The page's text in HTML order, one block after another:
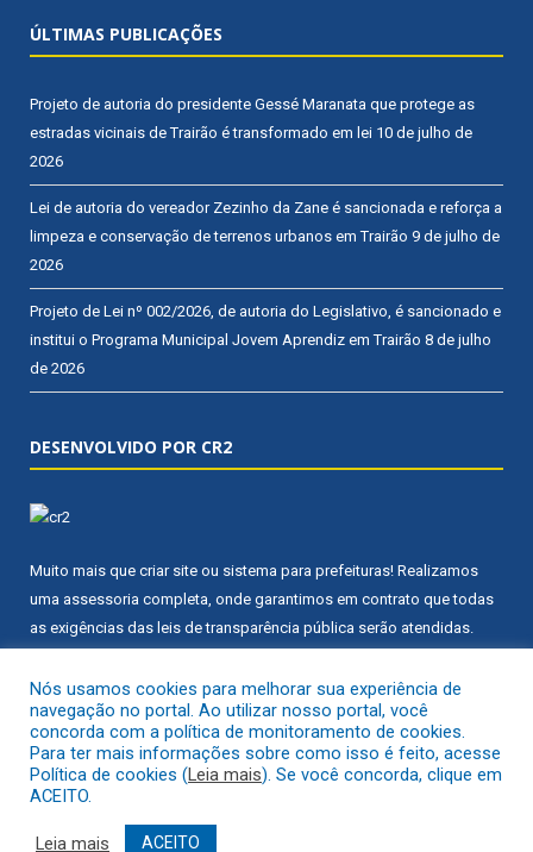
ÚLTIMAS PUBLICAÇÕES
Projeto de autoria do presidente Gessé Maranata que protege as
estradas vicinais de Trairão é transformado em lei 10 de julho de
2026
Lei de autoria do vereador Zezinho da Zane é sancionada e reforça a
limpeza e conservação de terrenos urbanos em Trairão 9 de julho de
2026
Projeto de Lei nº 002/2026, de autoria do Legislativo, é sancionado e
institui o Programa Municipal Jovem Aprendiz em Trairão 8 de julho
de 2026
DESENVOLVIDO POR CR2
Muito mais que criar site ou sistema para prefeituras! Realizamos
uma assessoria completa, onde garantimos em contrato que todas
as exigências das leis de transparência pública serão atendidas.
Conheça o e o Radar da Transparência Pública
Todos os direitos reservados a Câmara Municipal de Trairão.
Nós usamos cookies para melhorar sua experiência de
navegação no portal. Ao utilizar nosso portal, você
concorda com a política de monitoramento de cookies.
Para ter mais informações sobre como isso é feito, acesse
Política de cookies (Leia mais). Se você concorda, clique em
ACEITO.
Leia mais ACEITO